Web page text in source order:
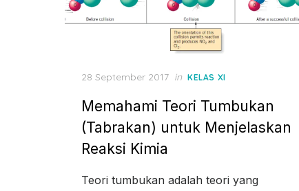
Posted
28 September 2017 in KELAS XI
Memahami Teori Tumbukan
(Tabrakan) untuk Menjelaskan
Reaksi Kimia
Teori tumbukan adalah teori yang